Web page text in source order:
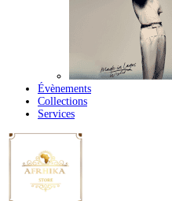
Évènements
Collections
Services